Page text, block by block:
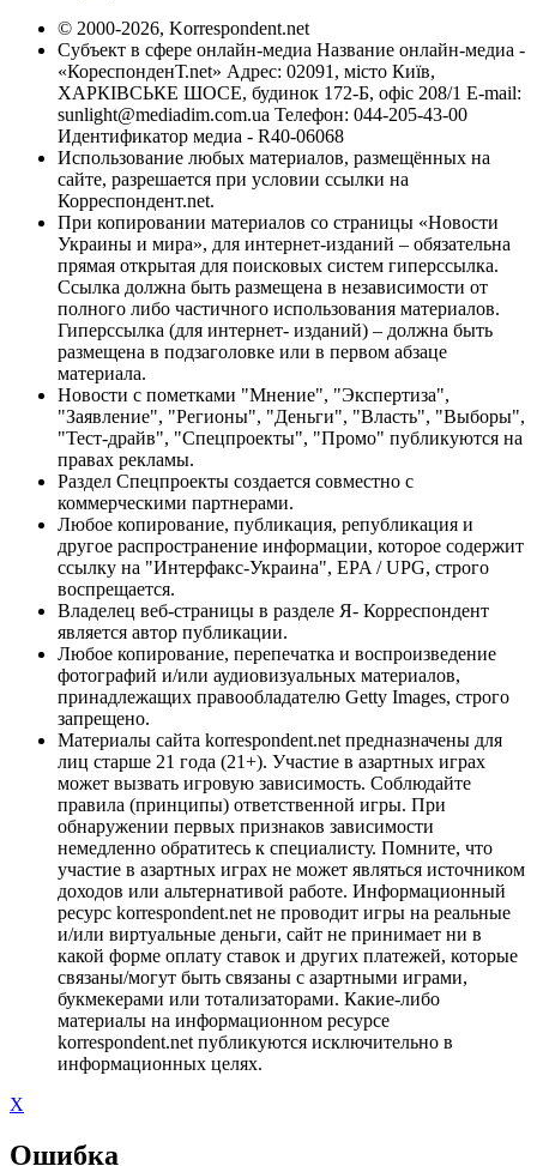
© 2000-2026, Korrespondent.net
Субъект в сфере онлайн-медиа Название онлайн-медиа -
«КореспонденТ.net» Адрес: 02091, місто Київ,
ХАРКІВСЬКЕ ШОСЕ, будинок 172-Б, офіс 208/1 E-mail:
sunlight@mediadim.com.ua Телефон: 044-205-43-00
Идентификатор медиа - R40-06068
Использование любых материалов, размещённых на
сайте, разрешается при условии ссылки на
Корреспондент.net.
При копировании материалов со страницы «Новости
Украины и мира», для интернет-изданий – обязательна
прямая открытая для поисковых систем гиперссылка.
Ссылка должна быть размещена в независимости от
полного либо частичного использования материалов.
Гиперссылка (для интернет- изданий) – должна быть
размещена в подзаголовке или в первом абзаце
материала.
Новости с пометками "Мнение", "Экспертиза",
"Заявление", "Регионы", "Деньги", "Власть", "Выборы",
"Тест-драйв", "Спецпроекты", "Промо" публикуются на
правах рекламы.
Раздел Спецпроекты создается совместно с
коммерческими партнерами.
Любое копирование, публикация, републикация и
другое распространение информации, которое содержит
ссылку на "Интерфакс-Украина", EPA / UPG, строго
воспрещается.
Владелец веб-страницы в разделе Я- Корреспондент
является автор публикации.
Любое копирование, перепечатка и воспроизведение
фотографий и/или аудиовизуальных материалов,
принадлежащих правообладателю Getty Images, строго
запрещено.
Материалы сайта korrespondent.net предназначены для
лиц старше 21 года (21+). Участие в азартных играх
может вызвать игровую зависимость. Соблюдайте
правила (принципы) ответственной игры. При
обнаружении первых признаков зависимости
немедленно обратитесь к специалисту. Помните, что
участие в азартных играх не может являться источником
доходов или альтернативой работе. Информационный
ресурс korrespondent.net не проводит игры на реальные
и/или виртуальные деньги, сайт не принимает ни в
какой форме оплату ставок и других платежей, которые
связаны/могут быть связаны с азартными играми,
букмекерами или тотализаторами. Какие-либо
материалы на информационном ресурсе
korrespondent.net публикуются исключительно в
информационных целях.
X
Ошибка